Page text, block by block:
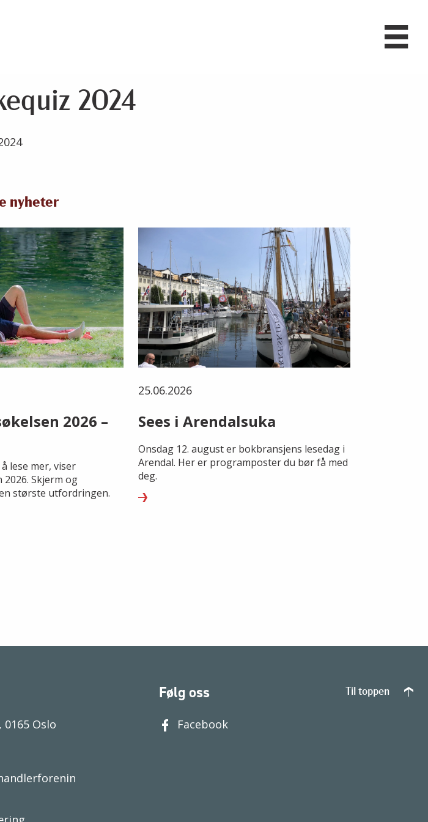
2024
nyheter
2026 –
lese mer, viser
Skjerm og
største utfordringen.
25.06.2026
Sees i Arendalsuka
Onsdag 12. august er bokbransjens lesedag i
Arendal. Her er programposter du bør få med
deg.
0165 Oslo
Følg oss
Facebook
Til toppen